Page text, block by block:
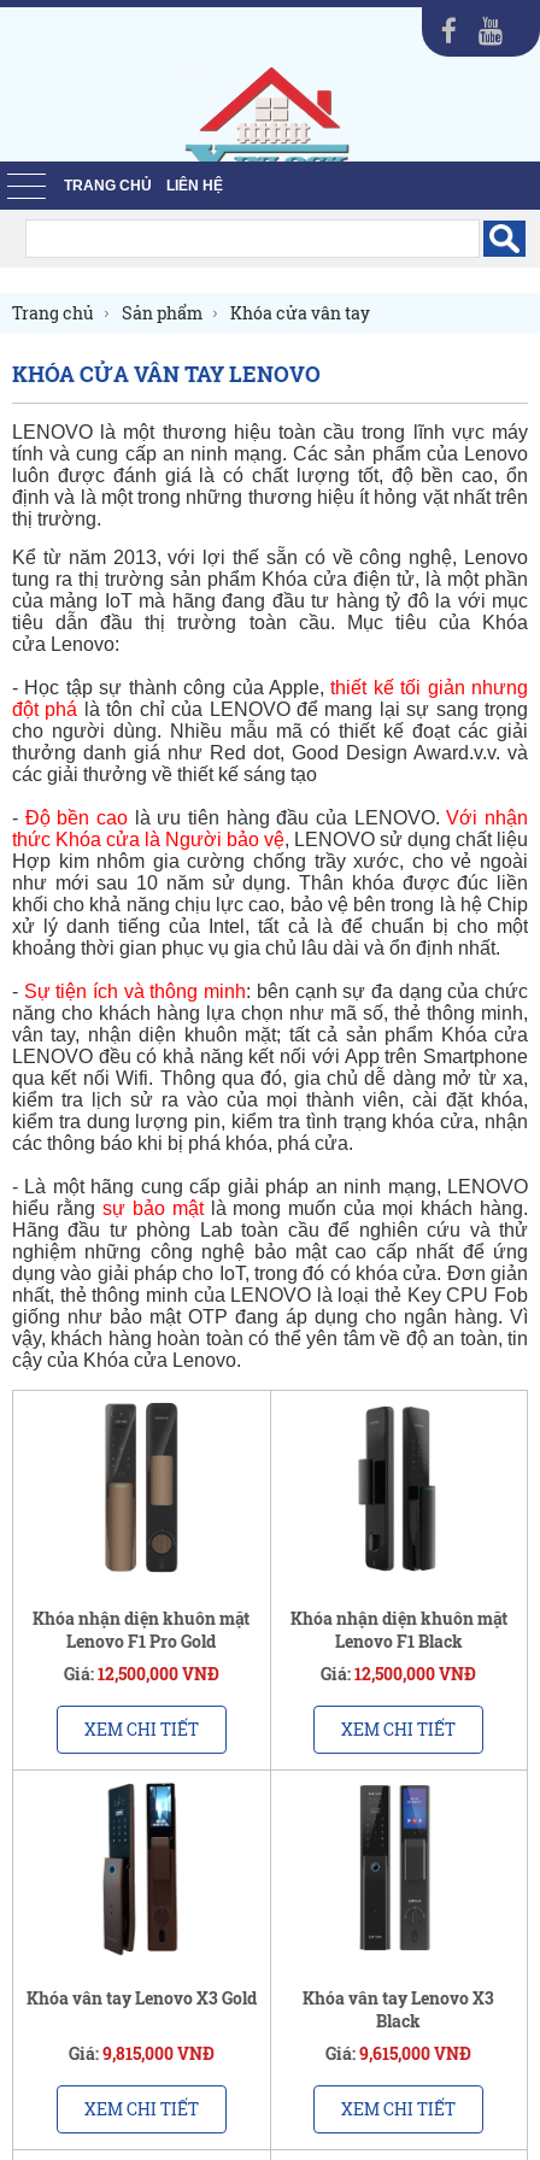
TRANG CHỦ LIÊN HỆ
Trang chủ Sản phẩm
Khóa cửa vân tay
KHÓA CỬA VÂN TAY LENOVO
LENOVO là một thương hiệu toàn cầu trong lĩnh vực máy
tính và cung cấp an ninh mạng. Các sản phẩm của Lenovo
luôn được đánh giá là có chất lượng tốt, độ bền cao, ổn
định và là một trong những thương hiệu ít hỏng vặt nhất trên
thị trường.
Kể từ năm 2013, với lợi thế sẵn có về công nghệ, Lenovo
tung ra thị trường sản phẩm Khóa cửa điện tử, là một phần
của mảng IoT mà hãng đang đầu tư hàng tỷ đô la với mục
tiêu dẫn đầu thị trường toàn cầu. Mục tiêu của Khóa
cửa Lenovo:
- Học tập sự thành công của Apple,thiết kế tối giản nhưng
đột phá là tôn chỉ của LENOVO để mang lại sự sang trọng
cho người dùng. Nhiều mẫu mã có thiết kế đoạt các giải
thưởng danh giá như Red dot, Good Design Award.v.v. và
các giải thưởng về thiết kế sáng tạo
- Độ bền cao là ưu tiên hàng đầu của LENOVO.Với nhận
thức Khóa cửa là Người bảo vệ, LENOVO sử dụng chất liệu
Hợp kim nhôm gia cường chống trầy xước, cho vẻ ngoài
như mới sau 10 năm sử dụng. Thân khóa được đúc liền
khối cho khả năng chịu lực cao, bảo vệ bên trong là hệ Chip
xử lý danh tiếng của Intel, tất cả là để chuẩn bị cho một
khoảng thời gian phục vụ gia chủ lâu dài và ổn định nhất.
- Sự tiện ích và thông minh: bên cạnh sự đa dạng của chức
năng cho khách hàng lựa chọn như mã số, thẻ thông minh,
vân tay, nhận diện khuôn mặt; tất cả sản phẩm Khóa cửa
LENOVO đều có khả năng kết nối với App trên Smartphone
qua kết nối Wifi. Thông qua đó, gia chủ dễ dàng mở từ xa,
kiểm tra lịch sử ra vào của mọi thành viên, cài đặt khóa,
kiểm tra dung lượng pin, kiểm tra tình trạng khóa cửa, nhận
các thông báo khi bị phá khóa, phá cửa.
- Là một hãng cung cấp giải pháp an ninh mạng, LENOVO
hiểu rằng sự bảo mậtlà mong muốn của mọi khách hàng.
Hãng đầu tư phòng Lab toàn cầu để nghiên cứu và thử
nghiệm những công nghệ bảo mật cao cấp nhất để ứng
dụng vào giải pháp cho IoT, trong đó có khóa cửa. Đơn giản
nhất, thẻ thông minh của LENOVO là loại thẻ Key CPU Fob
giống như bảo mật OTP đang áp dụng cho ngân hàng. Vì
vậy, khách hàng hoàn toàn có thể yên tâm về độ an toàn, tin
cậy của Khóa cửa Lenovo.
Khóa nhận diện khuôn mặt
Lenovo F1 Pro Gold
Giá:12,500,000 VNĐ
XEM CHI TIẾT
Khóa nhận diện khuôn mặt
Lenovo F1 Black
Giá:12,500,000 VNĐ
XEM CHI TIẾT
Khóa vân tay Lenovo X3 Gold
Giá:9,815,000 VNĐ
XEM CHI TIẾT
Khóa vân tay Lenovo X3
Black
Giá:9,615,000 VNĐ
XEM CHI TIẾT